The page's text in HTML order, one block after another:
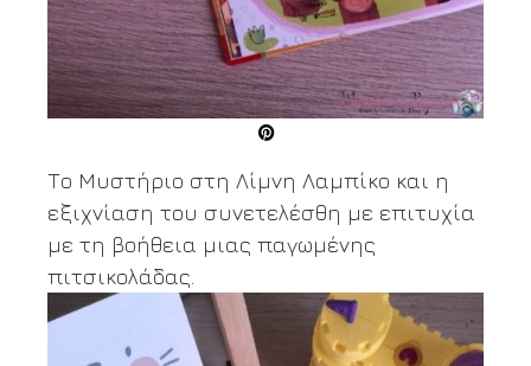
Το Μυστήριο στη Λίμνη Λαμπίκο και η
εξιχνίαση του συνετελέσθη με επιτυχία
με τη βοήθεια μιας παγωμένης
πιτσικολάδας.